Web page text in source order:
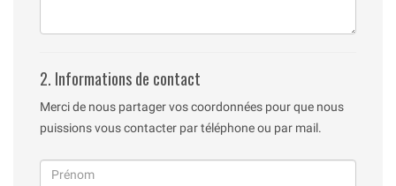
2. Informations de contact
Merci de nous partager vos coordonnées pour que nous
puissions vous contacter par téléphone ou par mail.